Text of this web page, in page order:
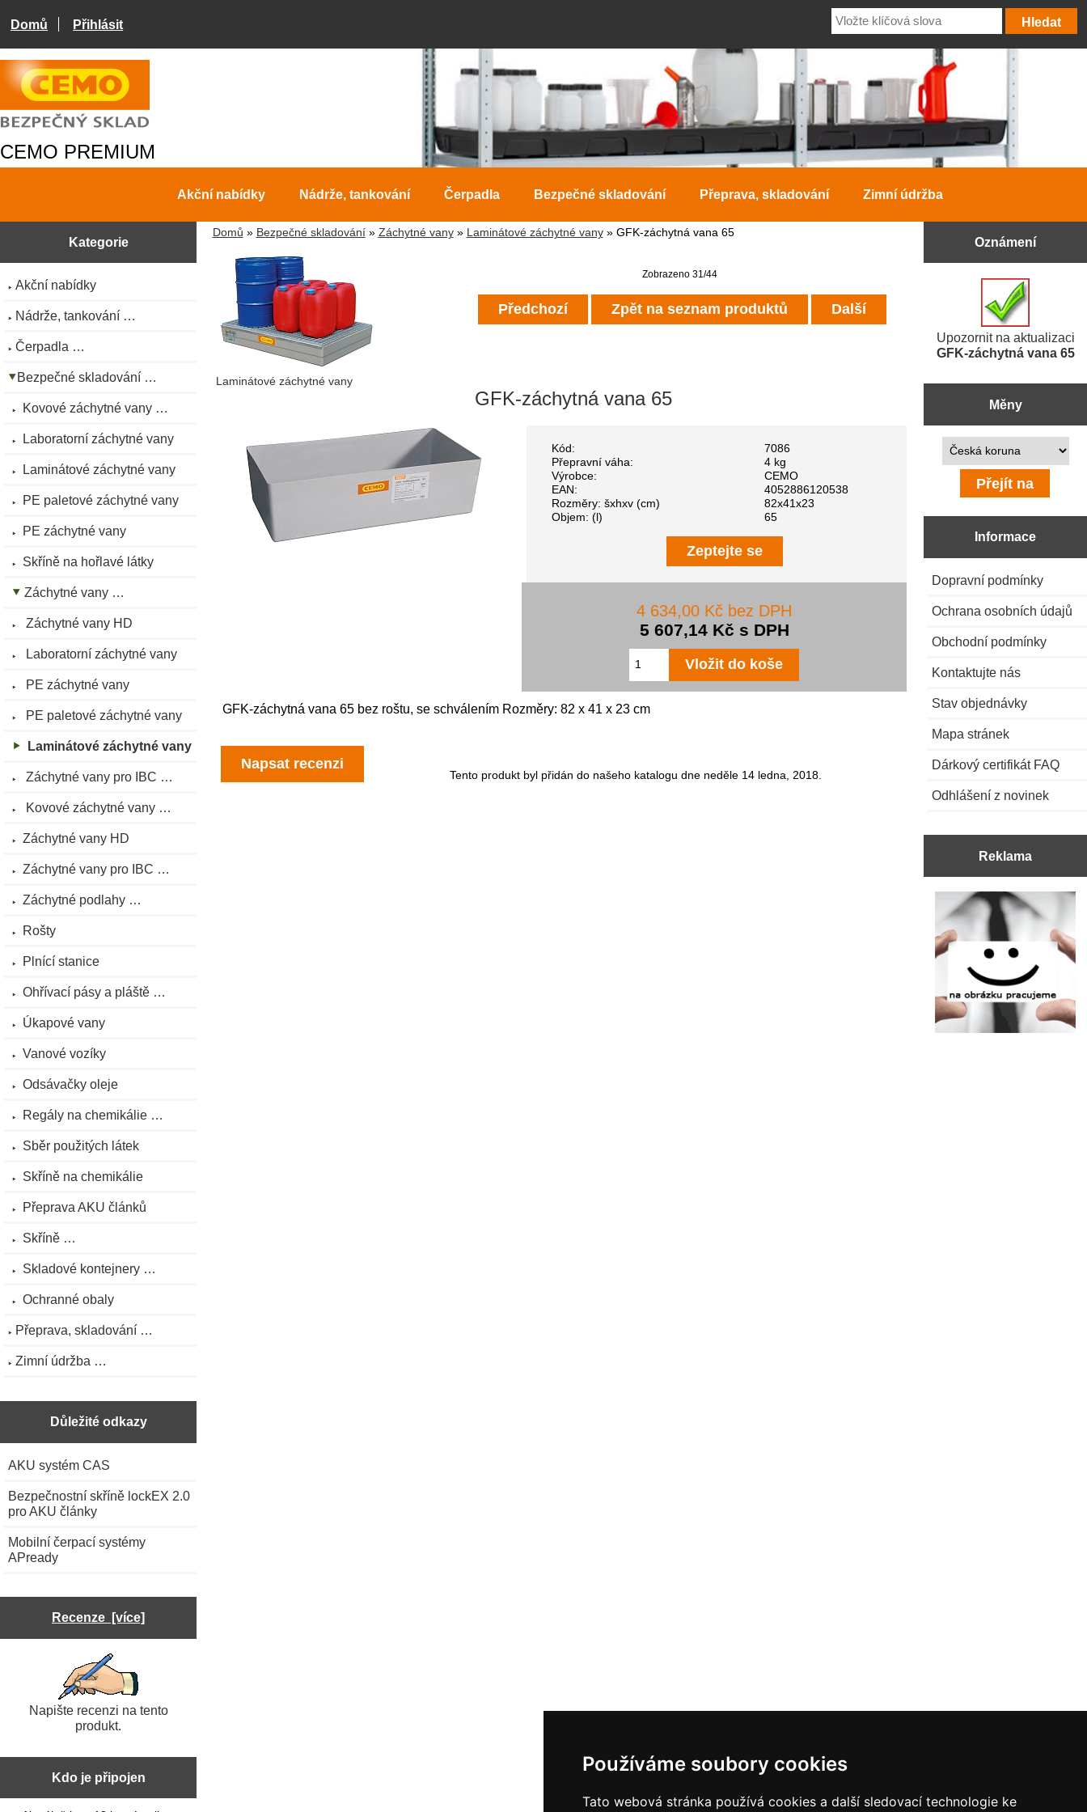
Používáme soubory cookies
Tato webová stránka používá cookies a další sledovací technologie ke
Domů Přihlásit
CEMO PREMIUM
Akční nabídky Nádrže, tankování Čerpadla Bezpečné skladování Přeprava, skladování Zimní údržba
Kategorie
Akční nabídky
Nádrže, tankování …
Čerpadla …
Bezpečné skladování …
Kovové záchytné vany …
Laboratorní záchytné vany
Laminátové záchytné vany
PE paletové záchytné vany
PE záchytné vany
Skříně na hořlavé látky
Záchytné vany …
Záchytné vany HD
Laboratorní záchytné vany
PE záchytné vany
PE paletové záchytné vany
Laminátové záchytné vany
Záchytné vany pro IBC …
Kovové záchytné vany …
Záchytné vany HD
Záchytné vany pro IBC …
Záchytné podlahy …
Rošty
Plnící stanice
Ohřívací pásy a pláště …
Úkapové vany
Vanové vozíky
Odsávačky oleje
Regály na chemikálie …
Sběr použitých látek
Skříně na chemikálie
Přeprava AKU článků
Skříně …
Skladové kontejnery …
Ochranné obaly
Přeprava, skladování …
Zimní údržba …
Důležité odkazy
AKU systém CAS
Bezpečnostní skříně lockEX 2.0
pro AKU články
Mobilní čerpací systémy
APready
Recenze [více]
Napište recenzi na tento
produkt.
Kdo je připojen
Domů » Bezpečné skladování» Záchytné vany» Laminátové záchytné vany» GFK-záchytná vana 65
Laminátové záchytné vany
Zobrazeno 31/44
Předchozí Zpět na seznam produktů Další
GFK-záchytná vana 65
Kód:
7086
Přepravní váha:
4 kg
Výrobce:
CEMO
EAN:
4052886120538
Rozměry: šxhxv (cm)
82x41x23
Objem: (l)
65
Zeptejte se
4 634,00 Kč bez DPH
5 607,14 Kč s DPH
GFK-záchytná vana 65 bez roštu, se schválením Rozměry: 82 x 41 x 23 cm
Napsat recenzi
Tento produkt byl přidán do našeho katalogu dne neděle 14 ledna, 2018.
Oznámení
Upozornit na aktualizaci
GFK-záchytná vana 65
Měny
Prosím vyberte ...
Informace
Dopravní podmínky
Ochrana osobních údajů
Obchodní podmínky
Kontaktujte nás
Stav objednávky
Mapa stránek
Dárkový certifikát FAQ
Odhlášení z novinek
Reklama